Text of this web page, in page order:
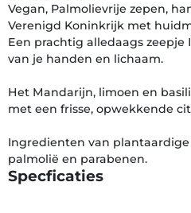
Vegan, Palmolievrije zepen,
Verenigd Koninkrijk met
Een prachtig alledaags
van je handen en lichaam.
Het Mandarijn, limoen en
met een frisse, opwekkende
Ingredienten van plantaardige
palmolië en parabenen.
Specficaties